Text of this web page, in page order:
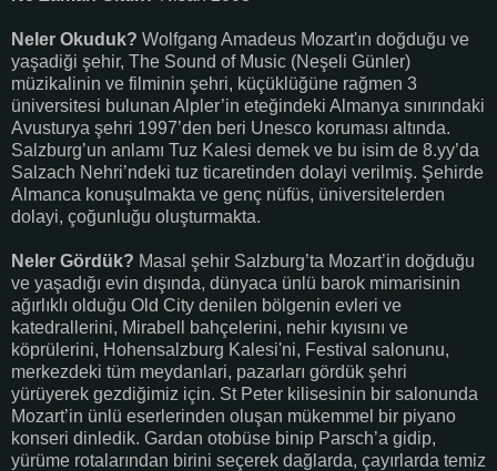
Neler Okuduk? Wolfgang Amadeus Mozart'ın doğduğu ve
yaşadiği şehir, The Sound of Music (Neşeli Günler)
müzikalinin ve filminin şehri, küçüklüğüne rağmen 3
üniversitesi bulunan Alpler’in eteğindeki Almanya sınırındaki
Avusturya şehri 1997’den beri Unesco koruması altında.
Salzburg’un anlamı Tuz Kalesi demek ve bu isim de 8.yy’da
Salzach Nehri’ndeki tuz ticaretinden dolayi verilmiş. Şehirde
Almanca konuşulmakta ve genç nüfüs, üniversitelerden
dolayi, çoğunluğu oluşturmakta.
Neler Gördük? Masal şehir Salzburg’ta Mozart’in doğduğu
ve yaşadığı evin dışında, dünyaca ünlü barok mimarisinin
ağırlıklı olduğu Old City denilen bölgenin evleri ve
katedrallerini, Mirabell bahçelerini, nehir kıyısını ve
köprülerini, Hohensalzburg Kalesi'ni, Festival salonunu,
merkezdeki tüm meydanlari, pazarları gördük şehri
yürüyerek gezdiğimiz için. St Peter kilisesinin bir salonunda
Mozart’in ünlü eserlerinden oluşan mükemmel bir piyano
konseri dinledik. Gardan otobüse binip Parsch’a gidip,
yürüme rotalarından birini seçerek dağlarda, çayırlarda temiz